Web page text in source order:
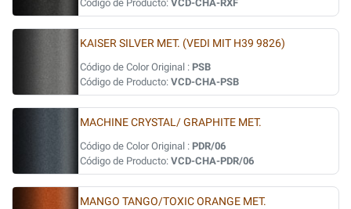
Código de Producto: VCD-CHA-RXF
KAISER SILVER MET. (VEDI MIT H39 9826)
Código de Color Original : PSB
Código de Producto: VCD-CHA-PSB
MACHINE CRYSTAL/ GRAPHITE MET.
Código de Color Original : PDR/06
Código de Producto: VCD-CHA-PDR/06
MANGO TANGO/TOXIC ORANGE MET.